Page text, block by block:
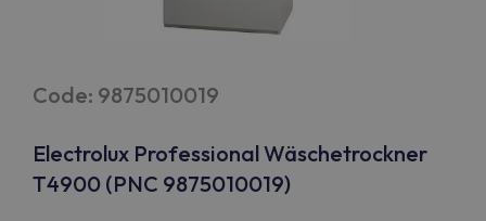
Code: 9875010019
Electrolux Professional Wäschetrockner
T4900 (PNC 9875010019)